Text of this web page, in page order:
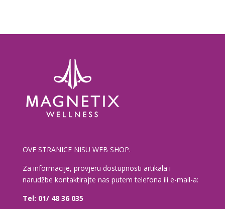
OVE STRANICE NISU WEB SHOP.
Za informacije, provjeru dostupnosti artikala i
narudžbe kontaktirajte nas putem telefona ili e-mail-a:
Tel: 01/ 48 36 035